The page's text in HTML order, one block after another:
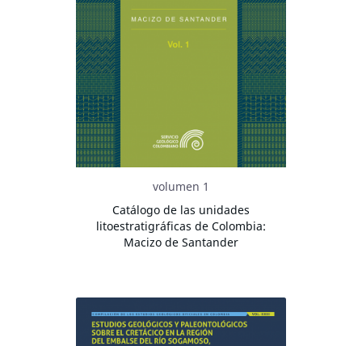
volumen 1
Catálogo de las unidades
litoestratigráficas de Colombia:
Macizo de Santander